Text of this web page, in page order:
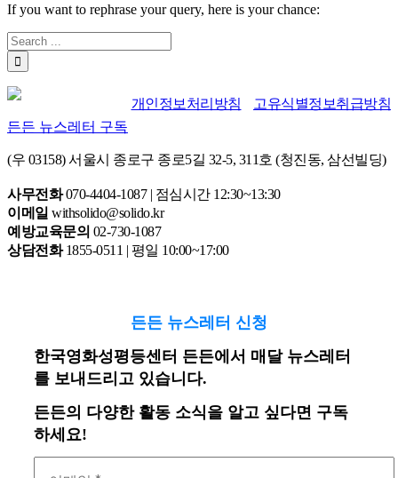
If you want to rephrase your query, here is your chance:
개인정보처리방침
고유식별정보취급방침
든든 뉴스레터 구독
(우 03158) 서울시 종로구 종로5길 32-5, 311호 (청진동, 삼선빌딩)
사무전화070-4404-1087 | 점심시간 12:30~13:30
이메일 withsolido@solido.kr
예방교육문의 02-730-1087
상담전화1855-0511 | 평일 10:00~17:00
든든 뉴스레터 신청
한국영화성평등센터 든든에서 매달 뉴스레터
를 보내드리고 있습니다.
든든의 다양한 활동 소식을 알고 싶다면 구독
하세요!